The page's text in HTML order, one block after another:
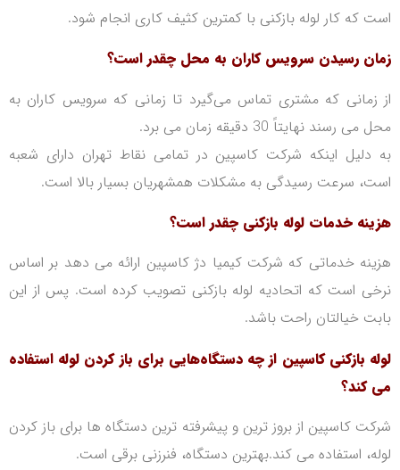
است که کار لوله بازکنی با کمترین کثیف کاری انجام شود.
زمان رسیدن سرویس کاران به محل چقدر است؟
از زمانی که مشتری تماس می‌گیرد تا زمانی که سرویس کاران به
محل می رسند نهایتاً 30 دقیقه زمان می برد.
به دلیل اینکه شرکت کاسپین در تمامی نقاط تهران دارای شعبه
است، سرعت رسیدگی به مشکلات همشهریان بسیار بالا است.
هزینه خدمات لوله بازکنی چقدر است؟
هزینه خدماتی که شرکت کیمیا دژ کاسپین ارائه می دهد بر اساس
نرخی است که اتحادیه لوله بازکنی تصویب کرده است. پس از این
بابت خیالتان راحت با‌شد.
لوله بازکنی کاسپین از چه دستگاه‌هایی برای باز کردن لوله استفاده
می کند؟
شرکت کاسپین از بروز ترین و پیشرفته ترین دستگاه ها برای باز کردن
لوله، استفاده می کند.بهترین دستگاه، فنرزنی برقی است.